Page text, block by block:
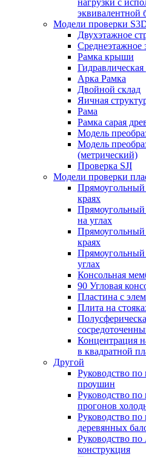
нагрузки с
эквивалентной
Модели проверки
Двухэтажное
Среднеэтажное
Рамка крыши
Арка Рамка
Двойной склад
Яичная
Рама
Рамка сарая
Модель
Модель
(метрический)
Проверка SJI
Модели проверки
Прямоугольный
краях
Прямоугольный
на углах
Прямоугольный
краях
Прямоугольный
углах
Консольная
90 Угловая
Пластина с
Плита на
Концентрация
в квадратной
Другой
Руководство
проушин
Руководство
прогонов
Руководство
деревянных
Руководство
конструкция